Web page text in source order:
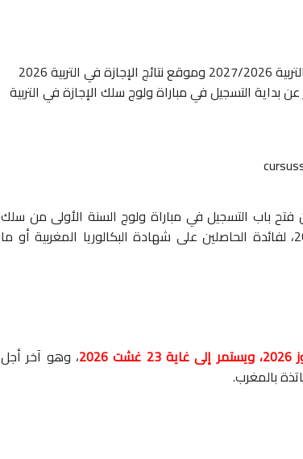
2027/2026 وموقع نتائج الإجازة في التربية 2026
عن بداية التسجيل فيمباراة ولوج سلك الإجازة في التربية
فتح باب التسجيل في مباراة ولوج السنة الأولى من سلك
الإجازة في التربية برسم الموسم الجامعي 2026-2027، لفائدة الحاصلين على شهادة البكالوريا المغربية أو ما
، وهو آخر أجل
بالمغرب.